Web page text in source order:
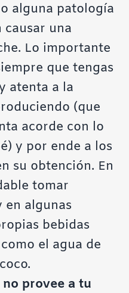
alguna patología
causar una
Lo importante
que tengas
atenta a la
(que
acorde con lo
y por ende a los
su obtención. En
tomar
en algunas
bebidas
el agua de
no provee a tu